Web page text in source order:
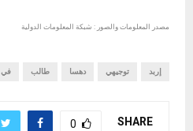
مصدر المعلومات والصور : شبكة المعلومات الدولية
إربد توجيهي دهسا طالب في
SHARE
0